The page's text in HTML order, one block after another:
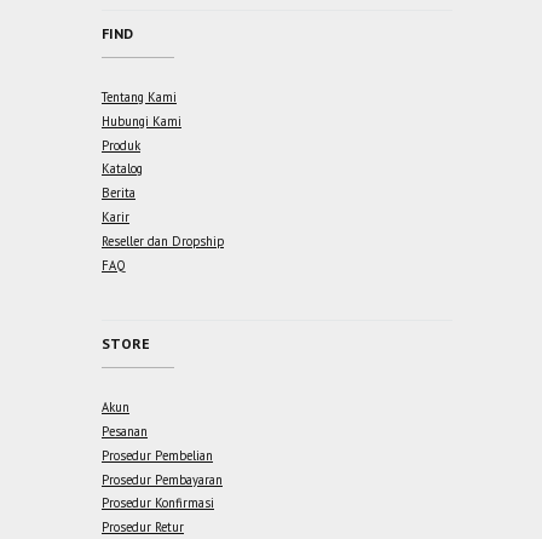
FIND
Tentang Kami
Hubungi Kami
Produk
Katalog
Berita
Karir
Reseller dan Dropship
FAQ
STORE
Akun
Pesanan
Prosedur Pembelian
Prosedur Pembayaran
Prosedur Konfirmasi
Prosedur Retur